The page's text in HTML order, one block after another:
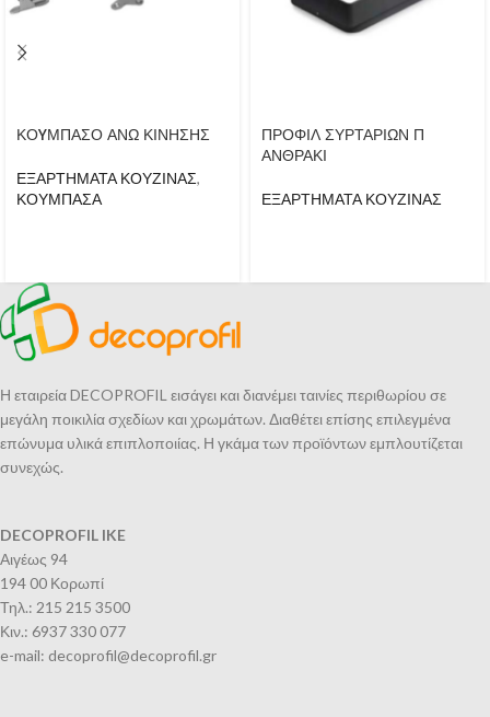
ΚΟYΜΠΑΣΟ ΑΝΩ ΚΙΝΗΣΗΣ
ΕΞΑΡΤΗΜΑΤΑ ΚΟΥΖΙΝΑΣ,
ΚΟΥΜΠΑΣΑ
ΠΡΟΦΙΛ ΣΥΡΤΑΡΙΩΝ Π
ΑΝΘΡΑΚΙ
ΕΞΑΡΤΗΜΑΤΑ ΚΟΥΖΙΝΑΣ
Η εταιρεία DECOPROFIL εισάγει και διανέμει ταινίες περιθωρίου σε
μεγάλη ποικιλία σχεδίων και χρωμάτων. Διαθέτει επίσης επιλεγμένα
επώνυμα υλικά επιπλοποιίας. Η γκάμα των προϊόντων εμπλουτίζεται
συνεχώς.
DECOPROFIL IKE
Αιγέως 94
194 00 Κορωπί
Τηλ.: 215 215 3500
Κιν.: 6937 330 077
e-mail: decoprofil@decoprofil.gr